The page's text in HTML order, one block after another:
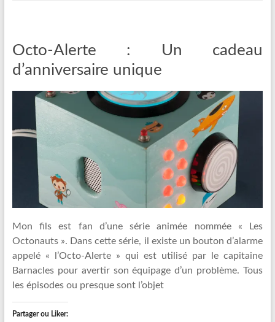
Octo-Alerte : Un cadeau
d’anniversaire unique
Mon fils est fan d’une série animée nommée « Les
Octonauts ». Dans cette série, il existe un bouton d’alarme
appelé « l’Octo-Alerte » qui est utilisé par le capitaine
Barnacles pour avertir son équipage d’un problème. Tous
les épisodes ou presque sont l’objet
Partager ou Liker: